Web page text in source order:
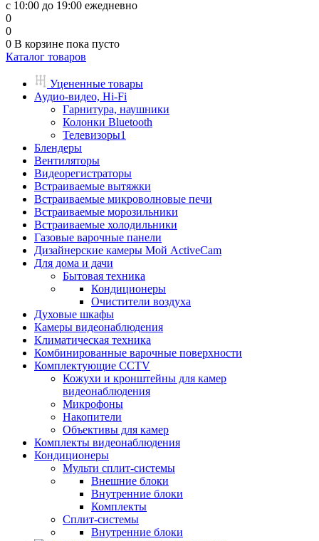
с 10:00 до 19:00 ежедневно
0
0
0 В корзине пока пусто
Каталог товаров
Уцененные товары
Аудио-видео, Hi-Fi
Гарнитура, наушники
Колонки Bluetooth
Телевизоры1
Блендеры
Вентиляторы
Видеорегистраторы
Встраиваемые вытяжки
Встраиваемые микроволновые печи
Встраиваемые морозильники
Встраиваемые холодильники
Газовые варочные панели
Дизайнерские камеры Мой ActiveCam
Для дома и дачи
Бытовая техника
Кондиционеры
Очистители воздуха
Духовые шкафы
Камеры видеонаблюдения
Климатическая техника
Комбинированные варочные поверхности
Комплектующие CCTV
Кожухи и кронштейны для камер
видеонаблюдения
Микрофоны
Накопители
Объективы для камер
Комплекты видеонаблюдения
Кондиционеры
Мульти сплит-системы
Внешние блоки
Внутренние блоки
Комплекты
Сплит-системы
Внутренние блоки